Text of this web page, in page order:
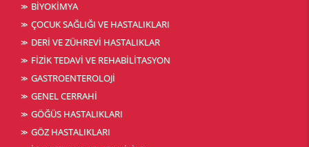
BİYOKİMYA
ÇOCUK SAĞLIĞI VE HASTALIKLARI
DERİ VE ZÜHREVİ HASTALIKLAR
FİZİK TEDAVİ VE REHABİLİTASYON
GASTROENTEROLOJİ
GENEL CERRAHİ
GÖĞÜS HASTALIKLARI
GÖZ HASTALIKLARI